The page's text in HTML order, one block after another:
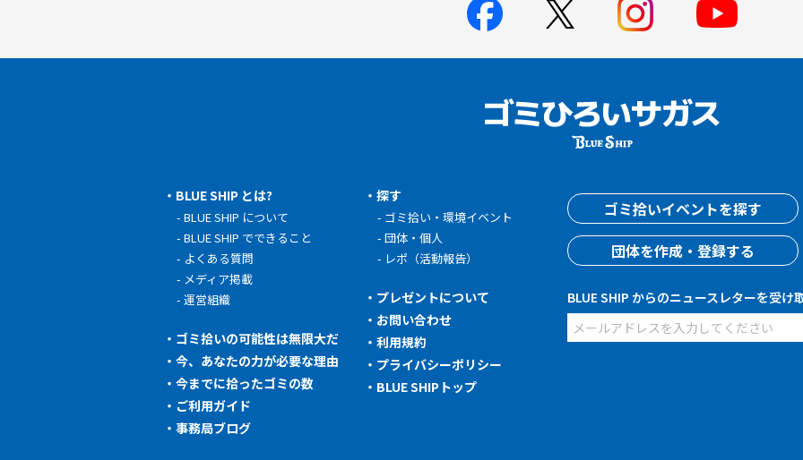
BLUE SHIP とは?
BLUE SHIP について
BLUE SHIP でできること
よくある質問
メディア掲載
運営組織
ゴミ拾いの可能性は無限大だ
今、あなたの力が必要な理由
今までに拾ったゴミの数
ご利用ガイド
事務局ブログ
探す
ゴミ拾い・環境イベント
団体・個人
レポ（活動報告）
プレゼントについて
お問い合わせ
利用規約
プライバシーポリシー
BLUE SHIPトップ
ゴミ拾いイベントを探す
団体を作成・登録する
BLUE SHIP からのニュースレターを受け